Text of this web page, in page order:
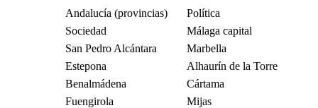
Andalucía (provincias)
Política
Sociedad
Málaga capital
San Pedro Alcántara
Marbella
Estepona
Alhaurín de la Torre
Benalmádena
Cártama
Fuengirola
Mijas